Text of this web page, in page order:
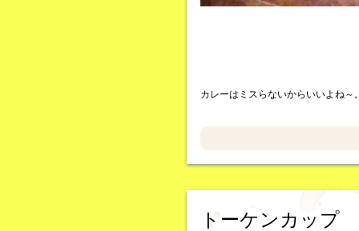
カレーはミスらないからいいよね～
トーケンカップ